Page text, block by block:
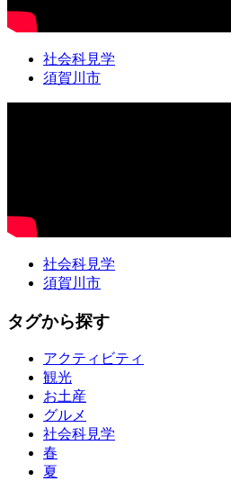
社会科見学
須賀川市
社会科見学
須賀川市
タグから探す
アクティビティ
観光
お土産
グルメ
社会科見学
春
夏